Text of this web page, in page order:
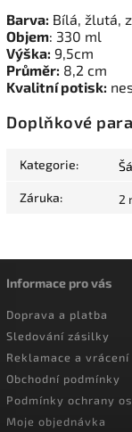
Barva: Bílá, žlutá,
Objem: 330 ml
Výška: 9,5cm
Průměr: 8,2 cm
Kvalitní potisk:
Doplňkové
Kategorie:
Záruka: 2
Informace pro vás
Doprava a platba
Sledování zásilky
Reklamace a vrácení
Obchodní podmínky
Podmínky ochrany
Moje objednávka